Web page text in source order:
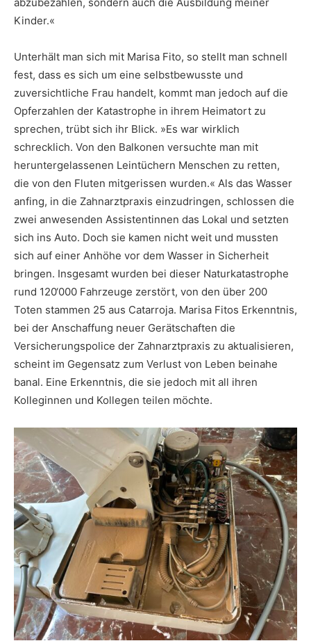
Kinder.«
Unterhält man sich mit Marisa Fito, so stellt man schnell
fest, dass es sich um eine selbstbewusste und
zuversichtliche Frau handelt, kommt man jedoch auf die
Opferzahlen der Katastrophe in ihrem Heimatort zu
sprechen, trübt sich ihr Blick. »Es war wirklich
schrecklich. Von den Balkonen versuchte man mit
heruntergelassenen Leintüchern Menschen zu retten,
die von den Fluten mitgerissen wurden.« Als das Wasser
anfing, in die Zahnarztpraxis einzudringen, schlossen die
zwei anwesenden Assistentinnen das Lokal und setzten
sich ins Auto. Doch sie kamen nicht weit und mussten
sich auf einer Anhöhe vor dem Wasser in Sicherheit
bringen. Insgesamt wurden bei dieser Naturkatastrophe
rund 120‘000 Fahrzeuge zerstört, von den über 200
Toten stammen 25 aus Catarroja. Marisa Fitos Erkenntnis,
bei der Anschaffung neuer Gerätschaften die
Versicherungspolice der Zahnarztpraxis zu aktualisieren,
scheint im Gegensatz zum Verlust von Leben beinahe
banal. Eine Erkenntnis, die sie jedoch mit all ihren
Kolleginnen und Kollegen teilen möchte.